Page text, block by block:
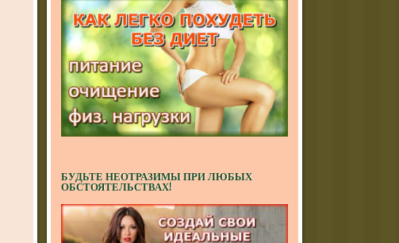
БУДЬТЕ НЕОТРАЗИМЫ ПРИ ЛЮБЫХ
ОБСТОЯТЕЛЬСТВАХ!